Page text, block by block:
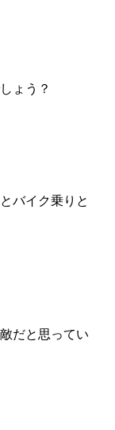
ょう？
バイク乗りと
だと思ってい